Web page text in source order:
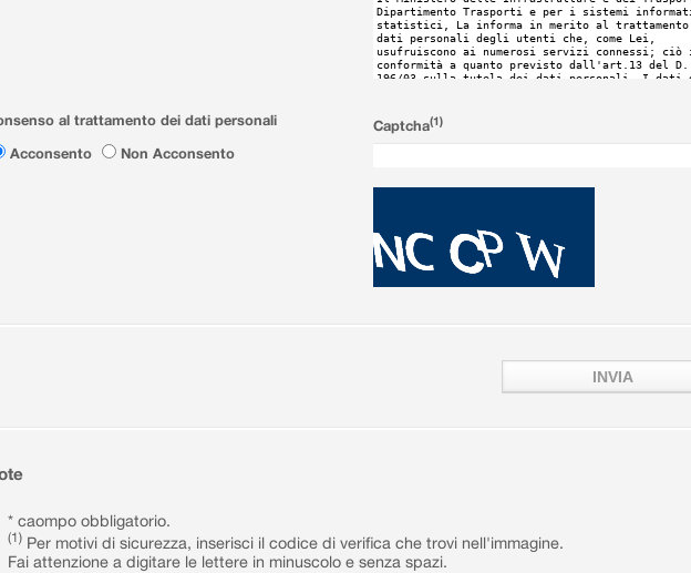
al trattamento dei dati personali
Acconsento
Non Acconsento
Captcha(1)
* caompo obbligatorio.
(1) Per motivi di sicurezza, inserisci il codice di verifica che trovi nell'immagine.
Fai attenzione a digitare le lettere in minuscolo e senza spazi.